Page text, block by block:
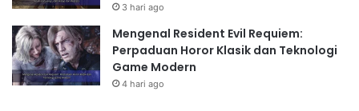
3 hari ago
Mengenal Resident Evil Requiem:
Perpaduan Horor Klasik dan Teknologi
Game Modern
4 hari ago